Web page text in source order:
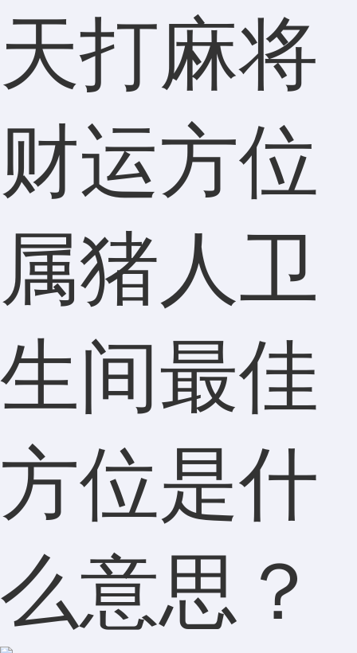
天打麻将
财运方位
属猪人卫
生间最佳
方位是什
么意思？